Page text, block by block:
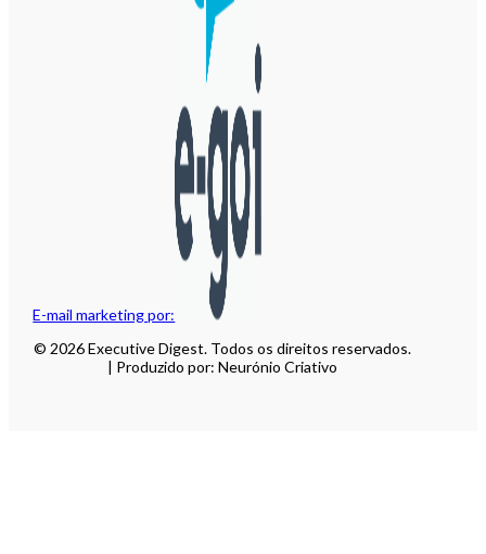
E-mail marketing por:
© 2026 Executive Digest. Todos os direitos reservados.
| Produzido por: Neurónio Criativo